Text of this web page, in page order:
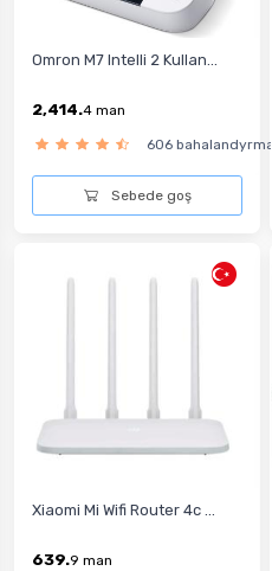
Omron M7 Intelli 2 Kullan...
2,414.4 man
606 bahalandyrma
Sebede goş
Xiaomi Mi Wifi Router 4c ...
639.9 man